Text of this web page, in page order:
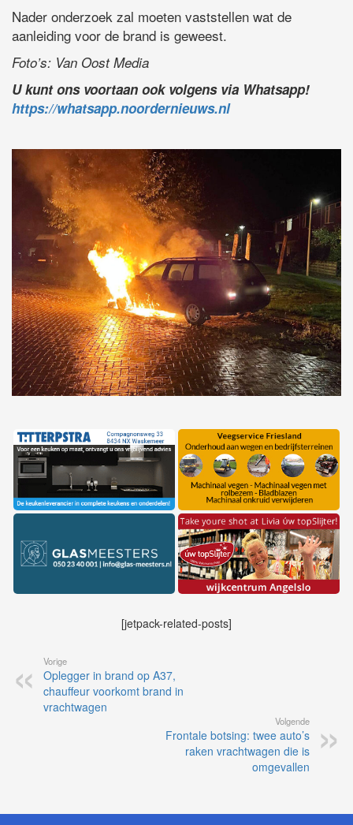
Nader onderzoek zal moeten vaststellen wat de
aanleiding voor de brand is geweest.
Foto’s: Van Oost Media
U kunt ons voortaan ook volgens via Whatsapp!
https://whatsapp.noordernieuws.nl
[jetpack-related-posts]
Vorige
Oplegger in brand op A37,
chauffeur voorkomt brand in
vrachtwagen
Volgende
Frontale botsing: twee auto’s
raken vrachtwagen die is
omgevallen